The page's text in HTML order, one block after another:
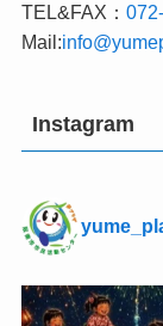
TEL&FAX：
Mail:
Instagram